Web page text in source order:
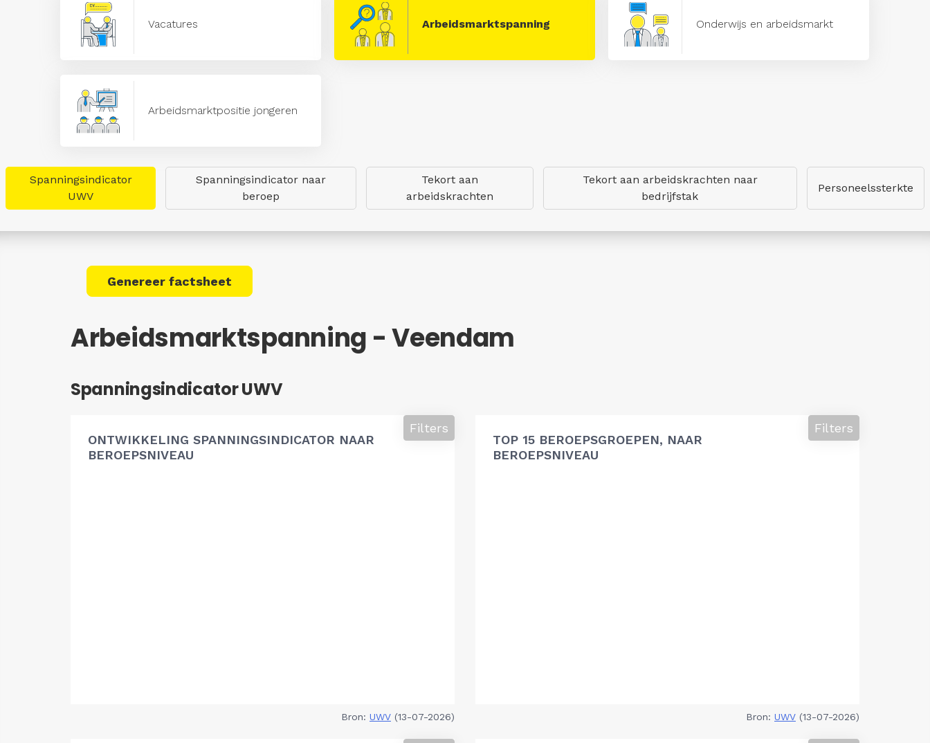
Vacatures Arbeidsmarktspanning Onderwijs en arbeidsmarkt
Arbeidsmarktpositie jongeren
Spanningsindicator
UWV
Spanningsindicator naar
beroep
Tekort aan
arbeidskrachten
Tekort aan arbeidskrachten naar
bedrijfstak
Personeelssterkte
Genereer factsheet
Arbeidsmarktspanning - Veendam
Spanningsindicator UWV
ONTWIKKELING SPANNINGSINDICATOR NAAR
BEROEPSNIVEAU
Filters
Bron: UWV (13-07-2026)
TOP 15 BEROEPSGROEPEN, NAAR
BEROEPSNIVEAU
Filters
Bron: UWV (13-07-2026)